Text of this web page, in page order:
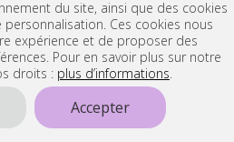
ne seront pas
ce 28 février
du site, ainsi que des cookies
Ces cookies nous
expérience et de proposer des
Pour en savoir plus sur notre
droits : plus d’informations.
Accepter